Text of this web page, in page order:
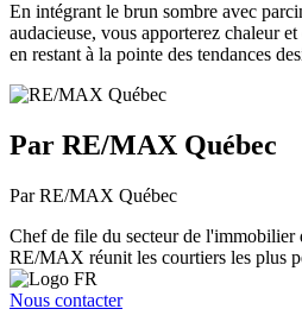
En intégrant le brun sombre avec
audacieuse, vous apporterez chaleur
en restant à la pointe des tendances
Par RE/MAX Québec
Par RE/MAX Québec
Chef de file du secteur de l'immobilier
RE/MAX réunit les courtiers les plus
Nous contacter